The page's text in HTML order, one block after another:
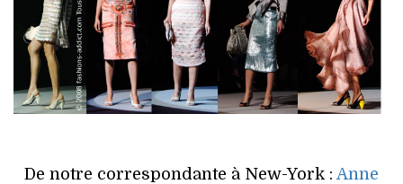
De notre correspondante à New-York : Anne